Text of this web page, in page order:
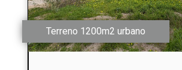
Terreno 1200m2 urbano